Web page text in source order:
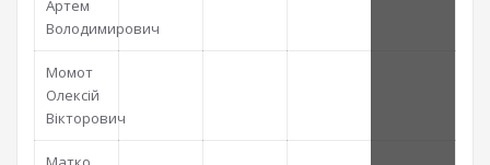
Артем
Володимирович
Момот
Олексій
Вікторович